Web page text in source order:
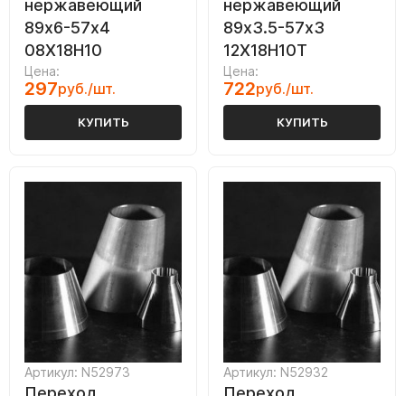
нержавеющий
89х6-57х4
08Х18Н10
Цена:
297руб./шт.
КУПИТЬ
нержавеющий
89х3.5-57х3
12Х18Н10Т
Цена:
722руб./шт.
КУПИТЬ
Артикул: N52973 Артикул: N52932